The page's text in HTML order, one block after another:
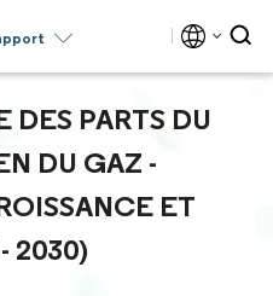
DES PARTS DU
DU GAZ -
ET
2030)